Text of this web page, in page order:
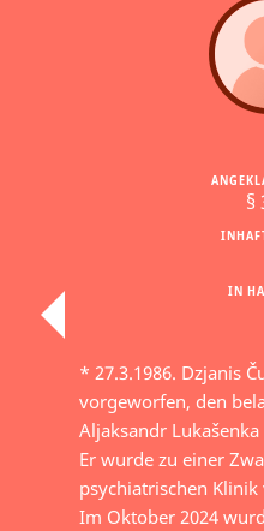
IN
§
* 27.3.1986. Dzjanis
vorgeworfen, den
Aljaksandr
Er wurde zu einer
psychiatrischen
Im Oktober 2024